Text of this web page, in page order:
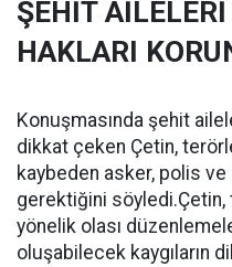
ŞEHİT
HAKLARI
Konuşmasında şehit
dikkat çeken Çetin,
kaybeden asker, polis
gerektiğini
yönelik olası
oluşabilecek kaygıların